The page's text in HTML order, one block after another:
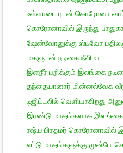
உள்ளாடையுடன் கொரோனா
கொரோனாவில் இருந்து
ஷேன்வோனுக்கு ஸ்டீவோ
மகளுடன் நடிகை நீலிமா
இளநீர் பறிக்கும் இலங்கை
தந்தையானார் மின்னல்வேக
டிஜிட்டலில் வெளியாகிறது
இரண்டு மாதங்களாக
ரஷ்ய பிரதமர் கொரோனாவில்
எட்டு மாதங்களுக்கு முன்பே